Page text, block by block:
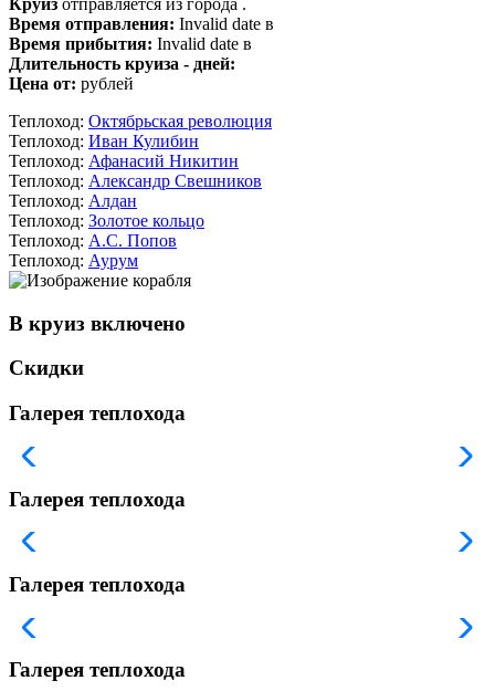
Круиз отправляется из города .
Время отправления: Invalid date в
Время прибытия: Invalid date в
Длительность круиза - дней:
Цена от: рублей
Теплоход: Октябрьская революция
Теплоход: Иван Кулибин
Теплоход: Афанасий Никитин
Теплоход: Александр Свешников
Теплоход: Алдан
Теплоход: Золотое кольцо
Теплоход: А.С. Попов
Теплоход: Аурум
В круиз включено
Скидки
Галерея теплохода
Галерея теплохода
Галерея теплохода
Галерея теплохода